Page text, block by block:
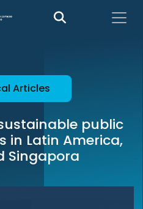
Articles
public
in Latin America,
Singapora